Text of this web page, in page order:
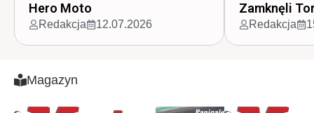
Hero Moto
Redakcja 12.07.2026
Zamknęli
Redakcja
Magazyn